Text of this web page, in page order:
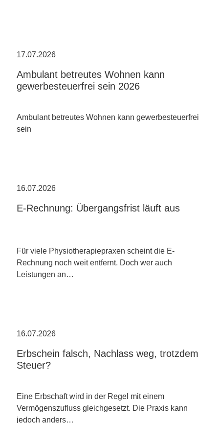
17.07.2026
Ambulant betreutes Wohnen kann
gewerbesteuerfrei sein 2026
Ambulant betreutes Wohnen kann gewerbesteuerfrei
sein
16.07.2026
E-Rechnung: Übergangsfrist läuft aus
Für viele Physiotherapiepraxen scheint die E-
Rechnung noch weit entfernt. Doch wer auch
Leistungen an…
16.07.2026
Erbschein falsch, Nachlass weg, trotzdem
Steuer?
Eine Erbschaft wird in der Regel mit einem
Vermögenszufluss gleichgesetzt. Die Praxis kann
jedoch anders…